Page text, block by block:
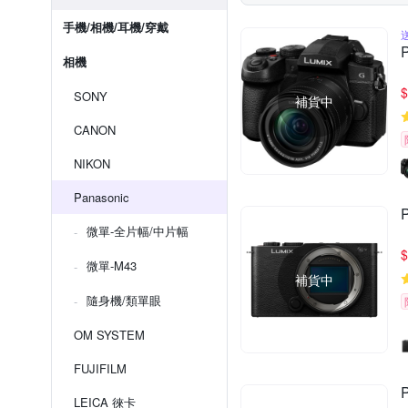
手機/相機/耳機/穿戴
相機
SONY
CANON
NIKON
Panasonic
微單-全片幅/中片幅
微單-M43
隨身機/類單眼
OM SYSTEM
FUJIFILM
LEICA 徠卡
補貨中 $
補貨中
$